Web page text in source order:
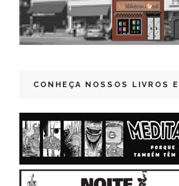
CONHEÇA NOSSOS LIVROS